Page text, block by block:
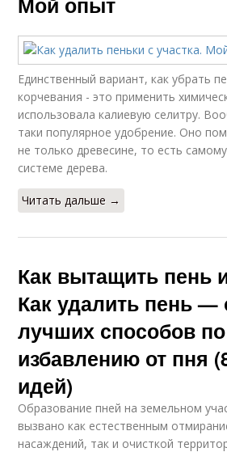
Единственный вариант, как убрать
корчевания - это применить
использовала калиевую селитру.
таки популярное удобрение. Оно
не только древесине, то есть
системе дерева.
Читать дальше →
Как вытащить пень
Как удалить пень —
лучших способов по
избавлению от пня
идей)
Образование пней на земельном
вызвано как естественным
насаждений, так и очисткой